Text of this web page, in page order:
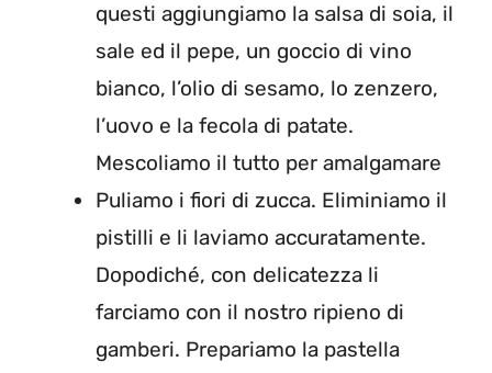
questi aggiungiamo la salsa di soia, il
sale ed il pepe, un goccio di vino
bianco, l’olio di sesamo, lo zenzero,
l’uovo e la fecola di patate.
Mescoliamo il tutto per amalgamare
Puliamo i fiori di zucca. Eliminiamo il
pistilli e li laviamo accuratamente.
Dopodiché, con delicatezza li
farciamo con il nostro ripieno di
gamberi. Prepariamo la pastella